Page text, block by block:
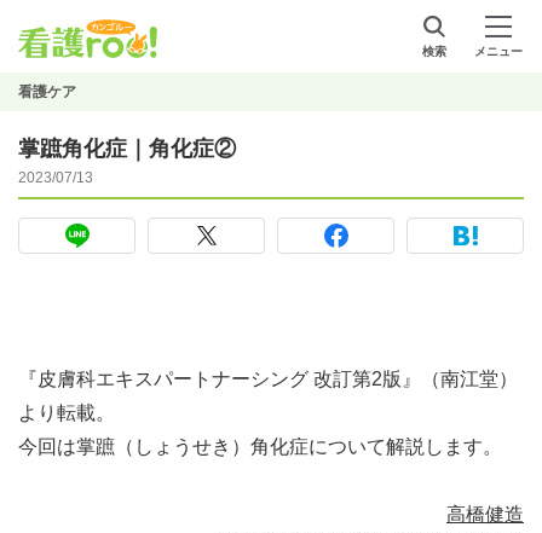
検索 メニュー
看護ケア
掌蹠角化症｜角化症②
2023/07/13
『皮膚科エキスパートナーシング 改訂第2版』（南江堂）
より転載。
今回は掌蹠（しょうせき）角化症について解説します。
高橋健造